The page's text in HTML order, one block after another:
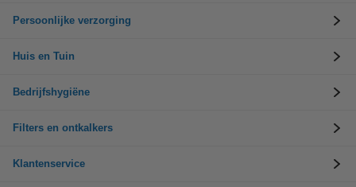
Persoonlijke verzorging
Huis en Tuin
Bedrijfshygiëne
Filters en ontkalkers
Klantenservice